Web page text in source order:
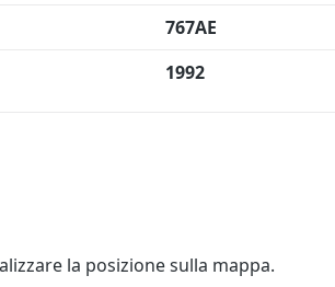
767AE
1992
la posizione sulla mappa.